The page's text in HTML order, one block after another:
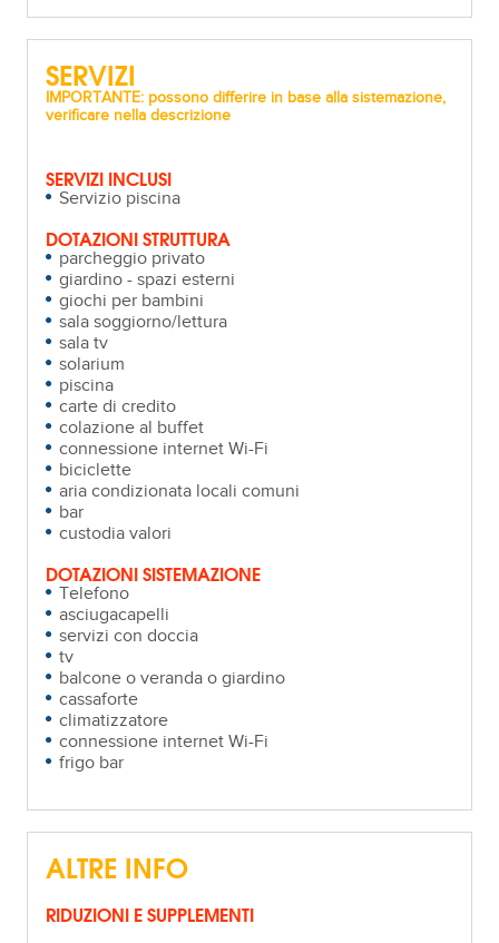
SERVIZI
IMPORTANTE: possono differire in base alla sistemazione,
verificare nella descrizione
SERVIZI INCLUSI
Servizio piscina
DOTAZIONI STRUTTURA
parcheggio privato
giardino - spazi esterni
giochi per bambini
sala soggiorno/lettura
sala tv
solarium
piscina
carte di credito
colazione al buffet
connessione internet Wi-Fi
biciclette
aria condizionata locali comuni
bar
custodia valori
DOTAZIONI SISTEMAZIONE
Telefono
asciugacapelli
servizi con doccia
tv
balcone o veranda o giardino
cassaforte
climatizzatore
connessione internet Wi-Fi
frigo bar
ALTRE INFO
RIDUZIONI E SUPPLEMENTI